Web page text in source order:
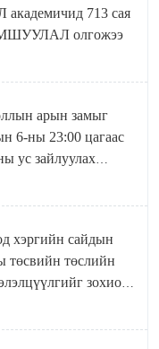
713 сая
олгожээ
арын замыг
6-ны 23:00 цагаас
ус зайлуулах
хэргийн сайдын
төсвийн төслийн
зохион